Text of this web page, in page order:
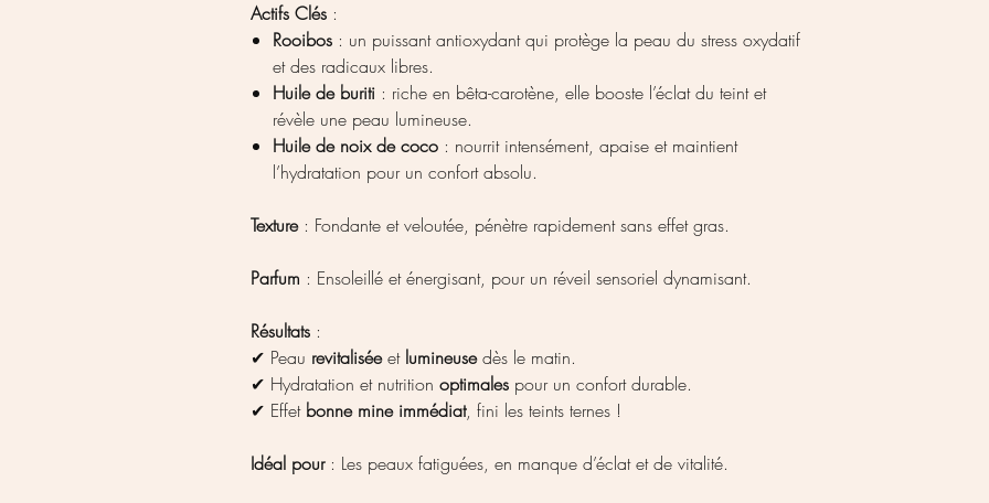
Actifs Clés :
Rooibos : un puissant antioxydant qui protège la peau du stress oxydatif
et des radicaux libres.
Huile de buriti : riche en bêta-carotène, elle booste l’éclat du teint et
révèle une peau lumineuse.
Huile de noix de coco : nourrit intensément, apaise et maintient
l’hydratation pour un confort absolu.
Texture: Fondante et veloutée, pénètre rapidement sans effet gras.
Parfum : Ensoleillé et énergisant, pour un réveil sensoriel dynamisant.
Résultats :
✔ Peau revitaliséeet lumineusedès le matin.
✔ Hydratation et nutrition optimales pour un confort durable.
✔ Effet bonne mine immédiat, fini les teints ternes !
Idéal pour: Les peaux fatiguées, en manque d’éclat et de vitalité.